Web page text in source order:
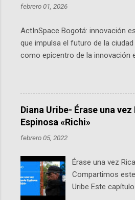
febrero 01, 2026
ActInSpace Bogotá: innovación
que impulsa el futuro de la
como epicentro de la innovación
hackathon global que convierte
Agencia Espacial Europea en
la vida cotidiana. Este evento,
Planetario de Bogotá del Idartes y
Andes, reúne a expertos como el
Colombia y líderes del sector
por qué importa en Bogotá
competencia mundial que opera
ciudades, donde participantes
Diana Uribe- Érase una
Espinosa «Richi»
febrero 05, 2022
Érase una vez
Compartimos
Uribe Este